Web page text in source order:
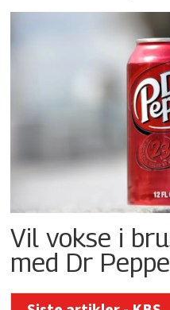
Vil vokse i
med Dr